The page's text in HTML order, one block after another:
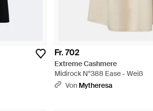
Fr. 702
Extreme Cashmere
Midirock N°388 Ease - Weiß
Von Mytheresa